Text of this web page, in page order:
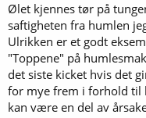
Ølet kjennes tør på
saftigheten fra humlen
Ulrikken er et godt
"Toppene" på
det siste kicket hvis det
for mye frem i forhold til
kan være en del av